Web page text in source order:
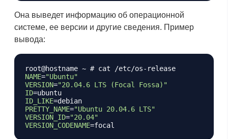
Она выведет информацию об операционной
системе, ее версии и другие сведения. Пример
вывода:
root@hostname ~ # cat /etc/os-release
NAME="Ubuntu"
VERSION="20.04.6 LTS (Focal Fossa)"
ID=
ID_LIKE=
PRETTY_NAME="Ubuntu 20.04.6 LTS"
VERSION_ID="20.04"
VERSION_CODENAME=
Копировать